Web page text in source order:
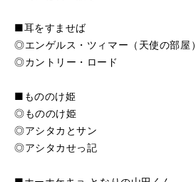
■耳をすませば
◎エンゲルス・ツィマー（天使の部屋）
◎カントリー・ロード
■もののけ姫
◎もののけ姫
◎アシタカとサン
◎アシタカせっ記